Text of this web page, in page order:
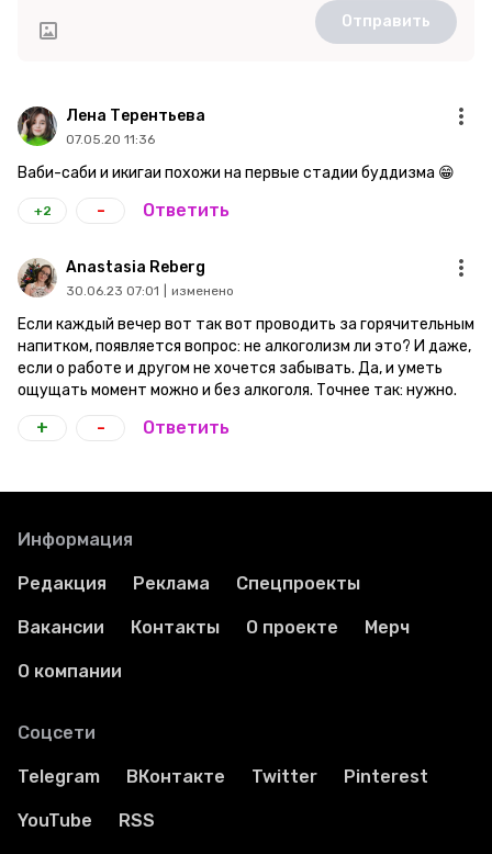
Отправить
Лена Терентьева
07.05.20 11:36
Ваби-саби и икигаи похожи на первые стадии буддизма 😁
+2 - Ответить
Anastasia Reberg
30.06.23 07:01 изменено
Если каждый вечер вот так вот проводить за горячительным
напитком, появляется вопрос: не алкоголизм ли это? И даже,
если о работе и другом не хочется забывать. Да, и уметь
ощущать момент можно и без алкоголя. Точнее так: нужно.
+ - Ответить
Информация
Редакция Реклама Спецпроекты
Вакансии Контакты О проекте Мерч
О компании
Соцсети
Telegram ВКонтакте Twitter Pinterest
YouTube RSS